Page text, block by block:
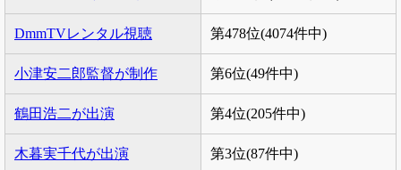
DmmTVレンタル視聴 第478位(4074件中)
小津安二郎監督が制作 第6位(49件中)
鶴田浩二が出演 第4位(205件中)
木暮実千代が出演 第3位(87件中)